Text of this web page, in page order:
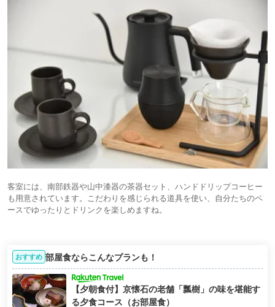
客室には、南部鉄器や山中漆器の茶器セット、ハンドドリップコーヒー
も用意されています。こだわりを感じられる道具を使い、自分たちのペ
ースでゆったりとドリンクを楽しめますね。
おすすめ 部屋食ならこんなプランも！
【夕朝食付】京懐石の老舗「瓢樹」の味を堪能す
る夕食コース（お部屋食）